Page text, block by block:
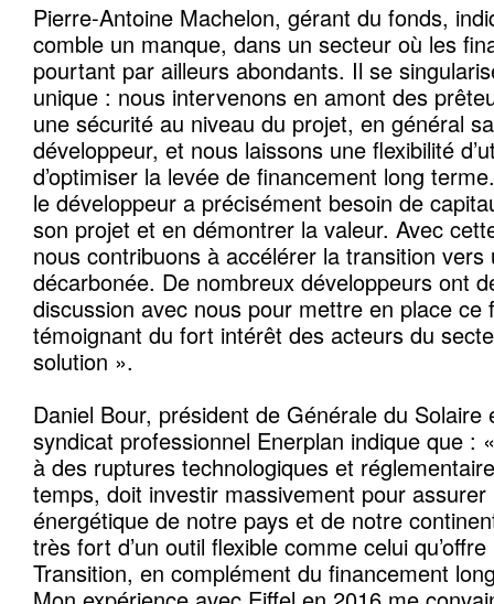
Pierre-Antoine Machelon, gérant du fonds,
comble un manque, dans un secteur où les
pourtant par ailleurs abondants. Il se
unique : nous intervenons en amont des
une sécurité au niveau du projet, en général
développeur, et nous laissons une flexibilité
d’optimiser la levée de financement long
le développeur a précisément besoin de
son projet et en démontrer la valeur. Avec
nous contribuons à accélérer la transition vers
décarbonée. De nombreux développeurs ont
discussion avec nous pour mettre en place ce
témoignant du fort intérêt des acteurs du
solution ».
Daniel Bour, président de Générale du Solaire
syndicat professionnel Enerplan indique que :
à des ruptures technologiques et
temps, doit investir massivement pour
énergétique de notre pays et de notre
très fort d’un outil flexible comme celui
Transition, en complément du financement